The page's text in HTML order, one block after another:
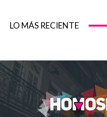
LO MÁS RECIENTE